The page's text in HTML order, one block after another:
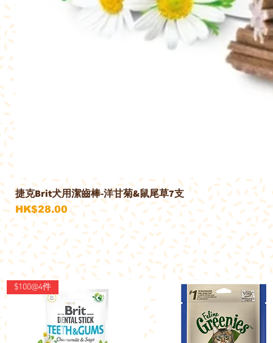
捷克Brit犬用潔齒棒-洋甘菊&鼠尾草7支
價格
HK$28.00
$100@4件